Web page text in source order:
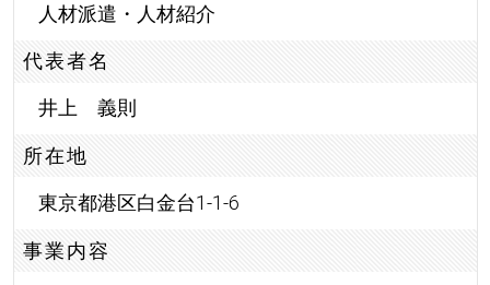
人材派遣・人材紹介
代表者名
井上 義則
所在地
東京都港区白金台1-1-6
事業内容